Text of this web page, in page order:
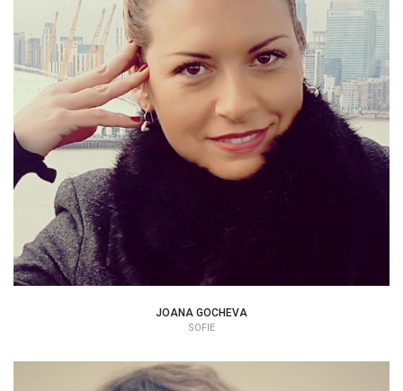
JOANA GOCHEVA
PSYCHOLOG | TERAPEUT
JOANA GOCHEVA
SOFIE